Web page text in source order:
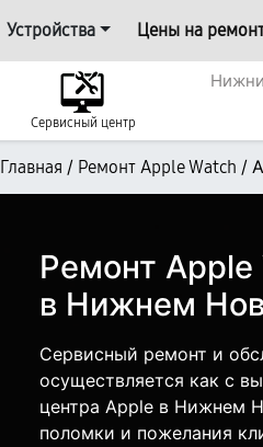
Устройства Цены на
Сервисный центр
Главная / Ремонт Apple Watch /
Ремонт
в Нижнем
Сервисный ремонт и
осуществляется как с
центра Apple в Нижнем
поломки и пожелания